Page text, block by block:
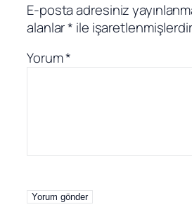
E-posta adresiniz
alanlar* ile işaretlenmişlerdir
Yorum*